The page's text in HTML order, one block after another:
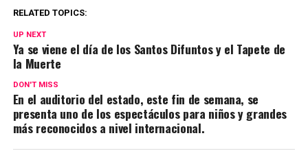
RELATED TOPICS:
UP NEXT
Ya se viene el día de los Santos Difuntos y el Tapete de
la Muerte
DON'T MISS
En el auditorio del estado, este fin de semana, se
presenta uno de los espectáculos para niños y grandes
más reconocidos a nivel internacional.